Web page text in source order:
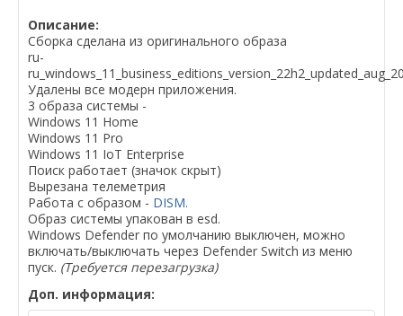
Описание:
Сборка сделана из оригинального образа
ru-
Удалены все модерн приложения.
3 образа системы -
Windows 11 Home
Windows 11 Pro
Windows 11 IoT Enterprise
Поиск работает (значок скрыт)
Вырезана телеметрия
Работа с образом - DISM.
Образ системы упакован в esd.
Windows Defender по умолчанию выключен, можно
включать/выключать через Defender Switch из меню
пуск. (Требуется перезагрузка)
Доп. информация: